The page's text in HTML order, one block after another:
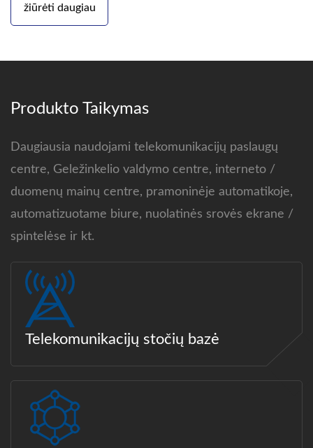
žiūrėti daugiau
Produkto Taikymas
Daugiausia naudojami telekomunikacijų paslaugų
centre, Geležinkelio valdymo centre, interneto /
duomenų mainų centre, pramoninėje automatikoje,
automatizuotame biure, nuolatinės srovės ekrane /
spintelėse ir kt.
Telekomunikacijų stočių bazė